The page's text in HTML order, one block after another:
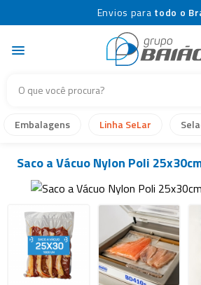
Envios para todo o
Embalagens Linha SeLar
Saco a Vácuo Nylon Poli